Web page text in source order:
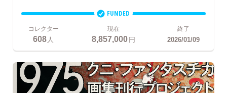
FUNDED
コレクター
608 人
現在
8,857,000円
終了
2026/01/09